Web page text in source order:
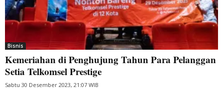
Bisnis
Kemeriahan di Penghujung Tahun Para Pelanggan
Setia Telkomsel Prestige
Sabtu 30 Desember 2023, 21:07 WIB